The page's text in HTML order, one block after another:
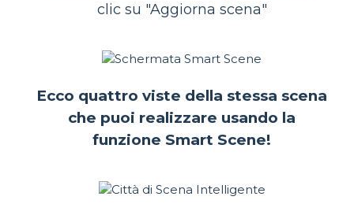
clic su "Aggiorna scena"
Ecco quattro viste della stessa scena
che puoi realizzare usando la
funzione Smart Scene!